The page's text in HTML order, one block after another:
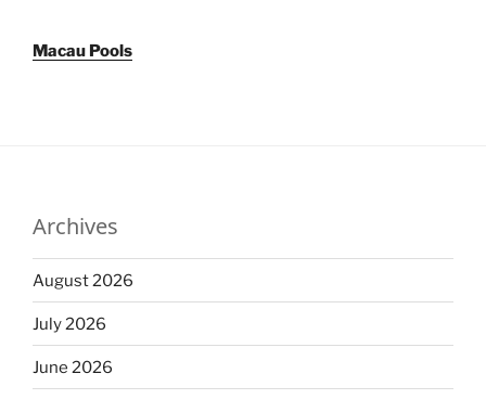
Macau Pools
Archives
August 2026
July 2026
June 2026